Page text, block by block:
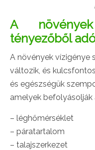
A
tényezőből
A növények vízigénye
változik, és
és egészségük
amelyek
– léghőmérséklet
– páratartalom
– talajszerkezet